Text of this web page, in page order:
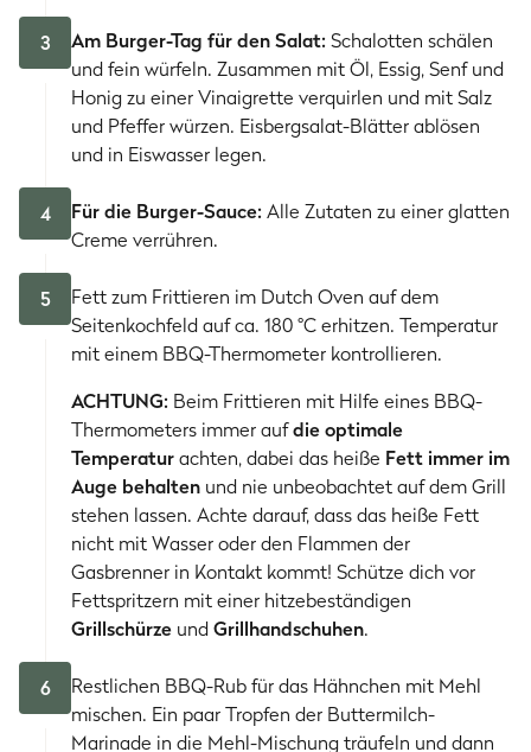
3 Am Burger-Tag für den Salat: Schalotten schälen
und fein würfeln. Zusammen mit Öl, Essig, Senf und
Honig zu einer Vinaigrette verquirlen und mit Salz
und Pfeffer würzen. Eisbergsalat-Blätter ablösen
und in Eiswasser legen.
4 Für die Burger-Sauce: Alle Zutaten zu einer glatten
Creme verrühren.
5
Fett zum Frittieren im Dutch Oven auf dem
Seitenkochfeld auf ca. 180 °C erhitzen. Temperatur
mit einem BBQ-Thermometer kontrollieren.
ACHTUNG: Beim Frittieren mit Hilfe eines BBQ-
Thermometers immer aufdie optimale
Temperaturachten, dabei das heiße Fett immer im
Auge behalten und nie unbeobachtet auf dem Grill
stehen lassen. Achte darauf, dass das heiße Fett
nicht mit Wasser oder den Flammen der
Gasbrenner in Kontakt kommt! Schütze dich vor
Fettspritzern mit einer hitzebeständigen
Grillschürze undGrillhandschuhen.
6
Restlichen BBQ-Rub für das Hähnchen mit Mehl
mischen. Ein paar Tropfen der Buttermilch-
Marinade in die Mehl-Mischung träufeln und dann